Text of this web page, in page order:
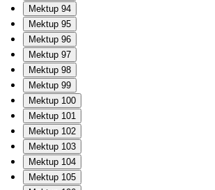
Mektup 94
Mektup 95
Mektup 96
Mektup 97
Mektup 98
Mektup 99
Mektup 100
Mektup 101
Mektup 102
Mektup 103
Mektup 104
Mektup 105